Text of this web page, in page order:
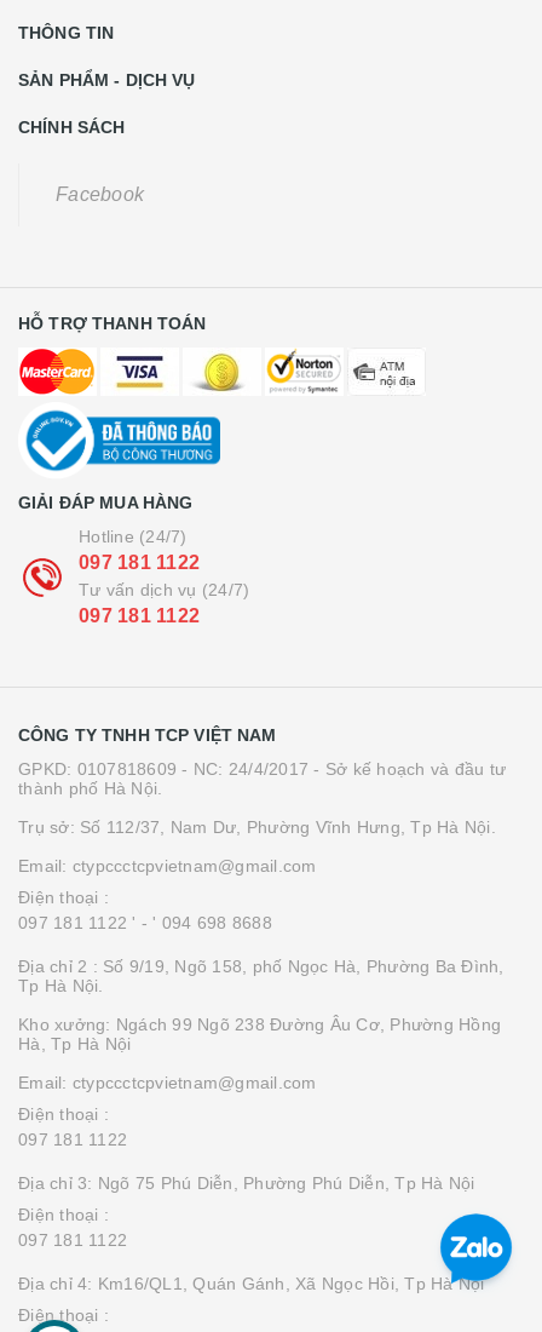
THÔNG TIN
SẢN PHẨM - DỊCH VỤ
CHÍNH SÁCH
Facebook
HỖ TRỢ THANH TOÁN
GIẢI ĐÁP MUA HÀNG
Hotline (24/7)
097 181 1122
Tư vấn dịch vụ (24/7)
097 181 1122
CÔNG TY TNHH TCP VIỆT NAM
GPKD: 0107818609 - NC: 24/4/2017 - Sở kế hoạch và đầu tư
thành phố Hà Nội.
Trụ sở: Số 112/37, Nam Dư, Phường Vĩnh Hưng, Tp Hà Nội.
Email: ctypccctcpvietnam@gmail.com
Điện thoại :
097 181 1122 ' - ' 094 698 8688
Địa chỉ 2 : Số 9/19, Ngõ 158, phố Ngọc Hà, Phường Ba Đình,
Tp Hà Nội.
Kho xưởng: Ngách 99 Ngõ 238 Đường Âu Cơ, Phường Hồng
Hà, Tp Hà Nội
Email: ctypccctcpvietnam@gmail.com
Điện thoại :
097 181 1122
Địa chỉ 3: Ngõ 75 Phú Diễn, Phường Phú Diễn, Tp Hà Nội
Điện thoại :
097 181 1122
Địa chỉ 4: Km16/QL1, Quán Gánh, Xã Ngọc Hồi, Tp Hà Nội
Điện thoại :